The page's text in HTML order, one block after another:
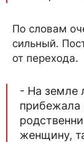
По словам
сильный.
от перехода.
- На земле
прибежала
женщину,